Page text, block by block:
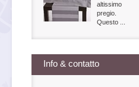
altissimo
pregio.
Questo ...
Info & contatto